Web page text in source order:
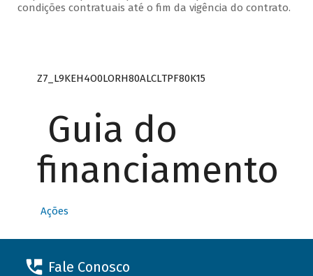
condições contratuais até o fim da vigência do contrato.
Z7_L9KEH4O0LORH80ALCLTPF80K15
Guia do
financiamento
Ações
Fale Conosco